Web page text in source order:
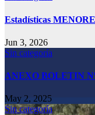
Estadísticas
Jun 3, 2026
Sin categoría
ANEXO BOLETIN
May 2, 2025
Sin categoría